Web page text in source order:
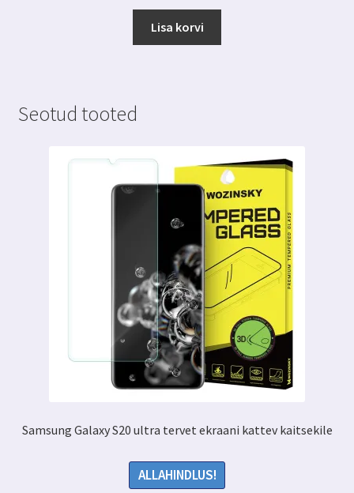
Lisa korvi
Seotud tooted
Samsung Galaxy S20 ultra tervet ekraani kattev kaitsekile
ALLAHINDLUS!